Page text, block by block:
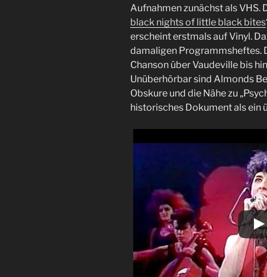
Aufnahmen zunächst als VHS.
black nights of little black bites
erscheint erstmals auf Vinyl.
damaligen Programmsheftes.
Chanson über Vaudeville bis
Unüberhörbar sind Almonds
Obskure und die Nähe zu
historisches Dokument als ein